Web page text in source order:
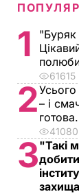
1
"Буряк
61615
2– і
41080
3"Такі